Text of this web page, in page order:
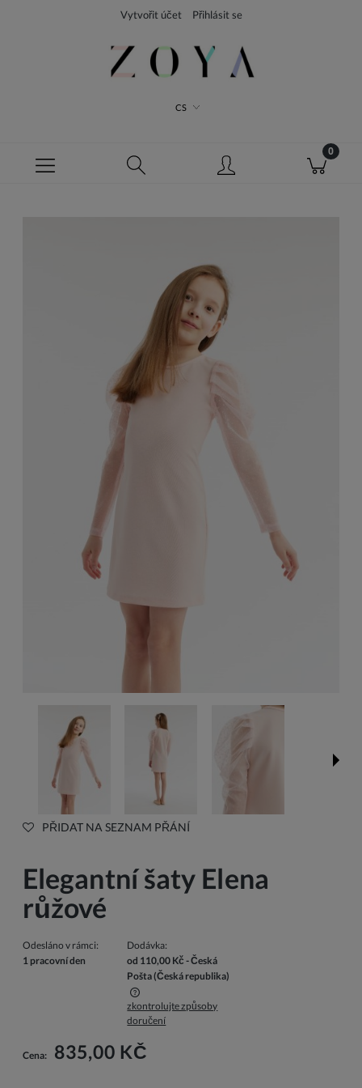
Vytvořit účet Přihlásit se
CS
PŘIDAT NA SEZNAM PŘÁNÍ
Elegantní šaty Elena
růžové
Odesláno v rámci:
1 pracovní den
Dodávka:
od 110,00 Kč - Česká
Pošta(Česká republika)
Cena nezahrnuje případné náklady na platbu
zkontrolujte způsoby
doručení
Cena: 835,00 KČ